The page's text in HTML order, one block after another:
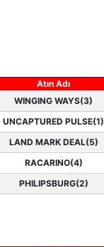
Atın Adı
WINGING WAYS(3)
UNCAPTURED PULSE(1)
LAND MARK DEAL(5)
RACARINO(4)
PHILIPSBURG(2)